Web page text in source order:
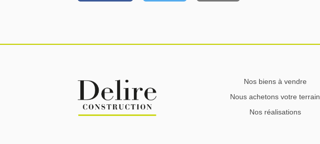
Nos biens à vendre
Nous achetons votre terrain
Nos réalisations